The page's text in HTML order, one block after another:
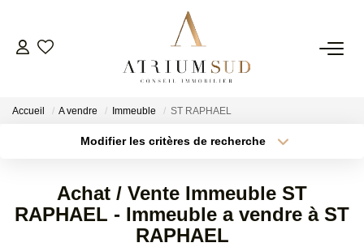
TRANSACTION
SYNDIC
Accueil A vendre Immeuble ST RAPHAEL
Modifier les critères de recherche
Sélectionnez...
Type de bien
Surface min
Achat / Vente Immeuble ST
RAPHAEL - Immeuble a vendre à ST
RAPHAEL